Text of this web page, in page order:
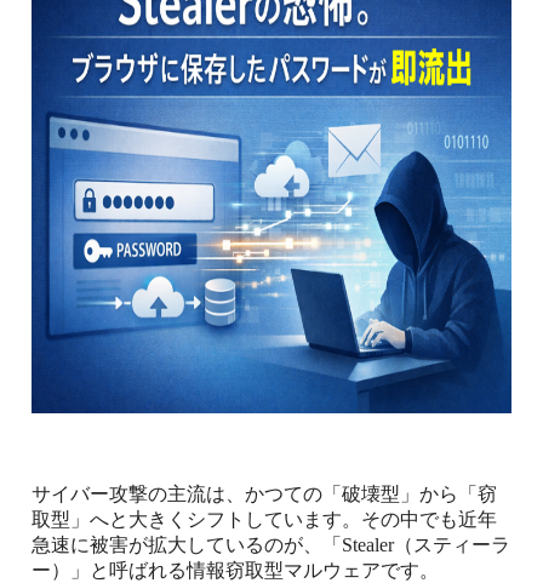
サイバー攻撃の主流は、かつての「破壊型」から「窃
取型」へと大きくシフトしています。その中でも近年
急速に被害が拡大しているのが、「 Stealer（スティーラ
ー）」と呼ばれる情報窃取型マルウェアです。